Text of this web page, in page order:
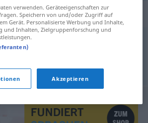
für "Thermometer"
verwenden. Geräteeigenschaften zur
Speichern von und/oder Zugriff auf
Gerät. Personalisierte Werbung und Inhalte,
und Inhalten, Zielgruppenforschung und
Akzeptieren